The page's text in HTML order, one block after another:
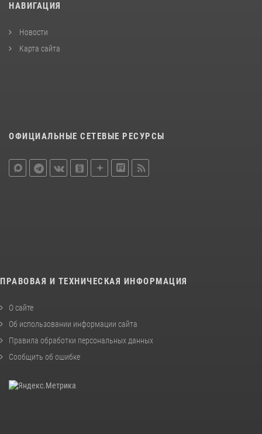
НАВИГАЦИЯ
Новости
Карта сайта
ОФИЦИАЛЬНЫЕ СЕТЕВЫЕ РЕСУРСЫ
ПРАВОВАЯ И ТЕХНИЧЕСКАЯ ИНФОРМАЦИЯ
О сайте
Об использовании информации сайта
Правила обработки персональных данных
Сообщить об ошибке